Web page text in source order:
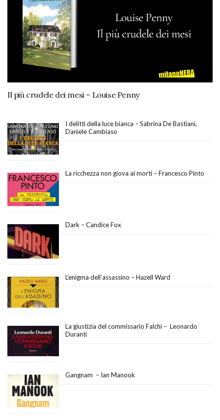
Il più crudele dei mesi – Louise Penny
I delitti della luce bianca – Sabrina De Bastiani,
Daniele Cambiaso
La ricchezza non giova ai morti – Francesco Pinto
Dark – Candice Fox
L’enigma dell’assassino – Hazell Ward
La giustizia del commissario Falchi – Leonardo
Duranti
Gangnam – Ian Manook